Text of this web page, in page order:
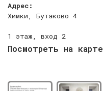
Адрес:
Химки, Бутаково 4
1 этаж, вход 2
Посмотреть на карте